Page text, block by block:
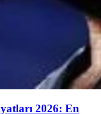
2026: En